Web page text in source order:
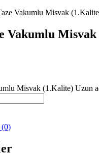
Vakumlu
Misvak (1.Kalite) Uzun
(0)